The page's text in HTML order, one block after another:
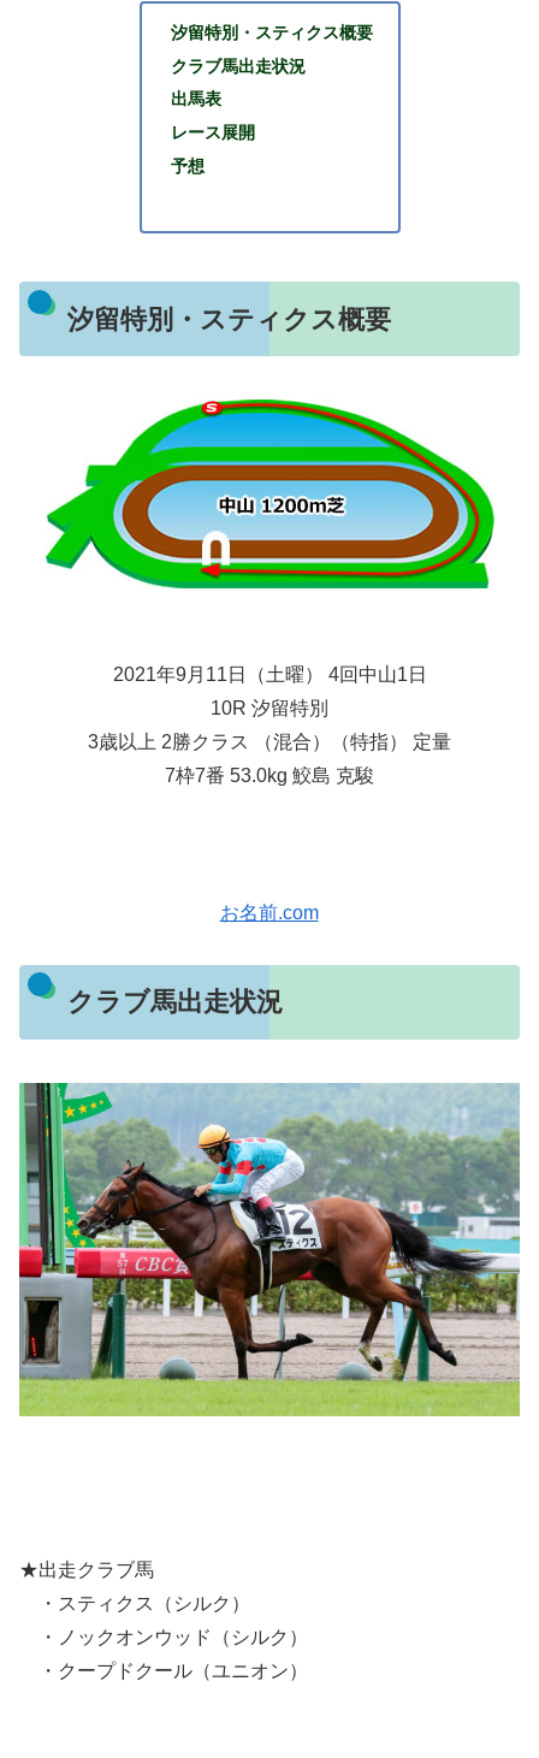
汐留特別・スティクス概要
クラブ馬出走状況
出馬表
レース展開
予想
汐留特別・スティクス概要
2021年9月11日（土曜） 4回中山1日
10R 汐留特別
3歳以上 2勝クラス （混合）（特指） 定量
7枠7番 53.0kg 鮫島 克駿
お名前.com
クラブ馬出走状況
★出走クラブ馬
・スティクス（シルク）
・ノックオンウッド（シルク）
・クープドクール（ユニオン）